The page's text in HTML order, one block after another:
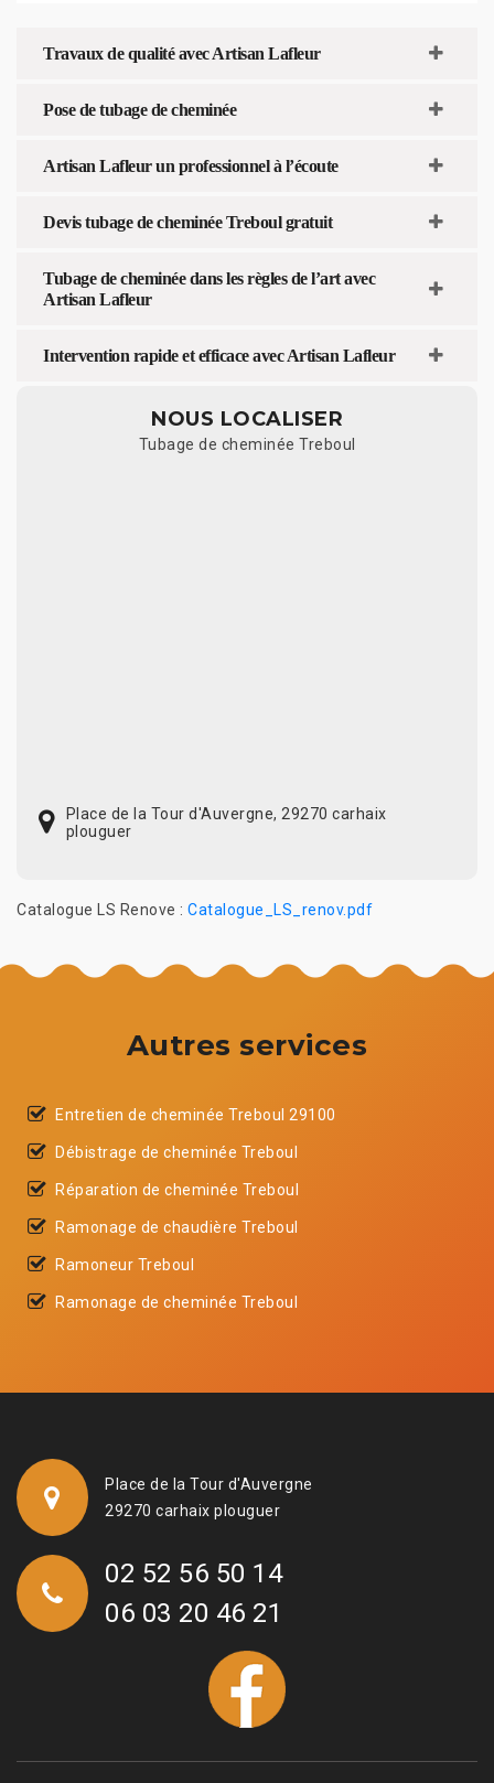
Travaux de qualité avec Artisan Lafleur
Pose de tubage de cheminée
Artisan Lafleur un professionnel à l’écoute
Devis tubage de cheminée Treboul gratuit
Tubage de cheminée dans les règles de l’art avec
Artisan Lafleur
Intervention rapide et efficace avec Artisan Lafleur
NOUS LOCALISER
Tubage de cheminée Treboul
Place de la Tour d'Auvergne, 29270 carhaix
plouguer
Catalogue LS Renove : Catalogue_LS_renov.pdf
Autres services
Entretien de cheminée Treboul 29100
Débistrage de cheminée Treboul
Réparation de cheminée Treboul
Ramonage de chaudière Treboul
Ramoneur Treboul
Ramonage de cheminée Treboul
Place de la Tour d'Auvergne
29270 carhaix plouguer
02 52 56 50 14
06 03 20 46 21